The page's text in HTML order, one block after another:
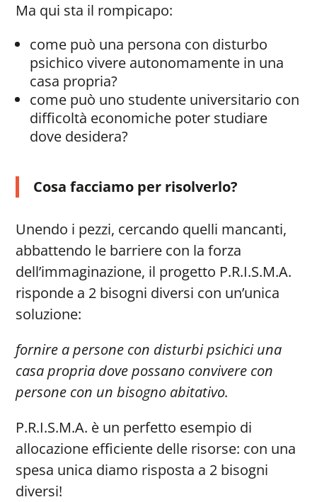
Ma qui sta il rompicapo:
come può una persona con disturbo
psichico vivere autonomamente in una
casa propria?
come può uno studente universitario con
difficoltà economiche poter studiare
dove desidera?
Cosa facciamo per risolverlo?
Unendo i pezzi, cercando quelli mancanti,
abbattendo le barriere con la forza
dell’immaginazione, il progetto P.R.I.S.M.A.
risponde a 2 bisogni diversi con un’unica
soluzione:
fornire a persone con disturbi psichici una
casa propria dove possano convivere con
persone con un bisogno abitativo.
P.R.I.S.M.A. è un perfetto esempio di
allocazione efficiente delle risorse: con una
spesa unica diamo risposta a 2 bisogni
diversi!